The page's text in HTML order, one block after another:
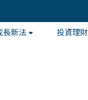
長新法 投資理財